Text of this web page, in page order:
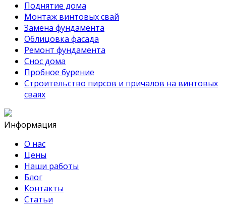
Поднятие дома
Монтаж винтовых свай
Замена фундамента
Облицовка фасада
Ремонт фундамента
Снос дома
Пробное бурение
Строительство пирсов и причалов на винтовых
сваях
Информация
О нас
Цены
Наши работы
Блог
Контакты
Статьи